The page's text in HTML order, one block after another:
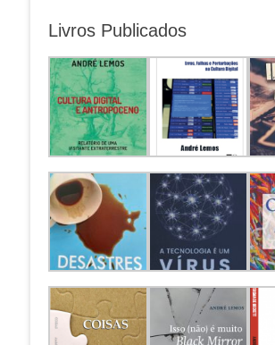
Livros Publicados